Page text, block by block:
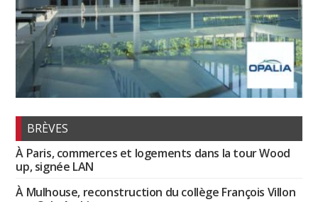
BRÈVES
À Paris, commerces et logements dans la tour Wood
up, signée LAN
À Mulhouse, reconstruction du collège François Villon